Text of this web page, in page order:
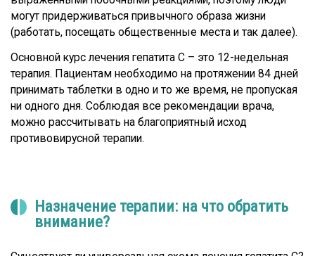
могут придерживаться привычного образа жизни
(работать, посещать общественные места и так далее).
Основной курс лечения гепатита С – это 12-недельная
терапия. Пациентам необходимо на протяжении 84 дней
принимать таблетки в одно и то же время, не пропуская
ни одного дня. Соблюдая все рекомендации врача,
можно рассчитывать на благоприятный исход
противовирусной терапии.
Назначение терапии: на что обратить
внимание?